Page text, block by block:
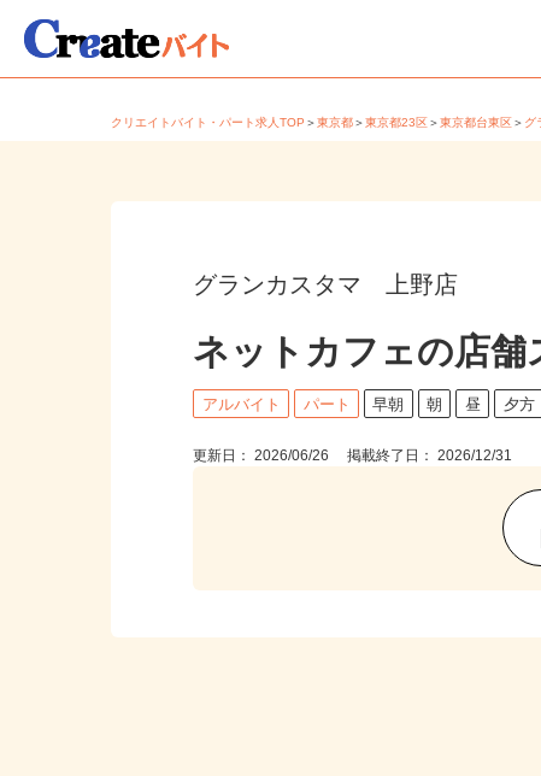
クリエイトバイト・パート求人TOP＞東京都＞東京都23区＞東京都台東区＞
グランカスタマ 上野店
ネットカフェの店舗
アルバイト パート 早朝 朝 昼 夕方
更新日： 2026/06/26 掲載終了日： 2026/12/31